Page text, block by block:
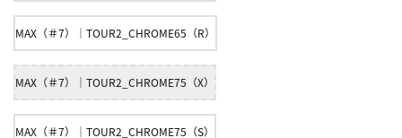
MAX（＃7）｜TOUR2_CHROME65（R）
MAX（＃7）｜TOUR2_CHROME75（X）
MAX（＃7）｜TOUR2_CHROME75（S）